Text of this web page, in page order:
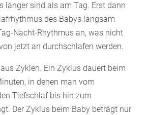
länger sind als am Tag. Erst dann
des Babys langsam
Nacht-Rhythmus an, was nicht
jetzt an durchschlafen werden.
Zyklen. Ein Zyklus dauert beim
in denen man vom
Tiefschlaf bis hin zum
Der Zyklus beim Baby beträgt nur